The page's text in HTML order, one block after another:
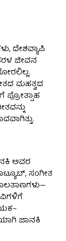
ದೇಶವ್ಯಾಪಿ
ಜೀವನ
ಮಹತ್ವದ
ಪ್ರೋತ್ಸಾಹ
ಅವರ
ಸಂಗೀತ
ಜಾನಕಿ